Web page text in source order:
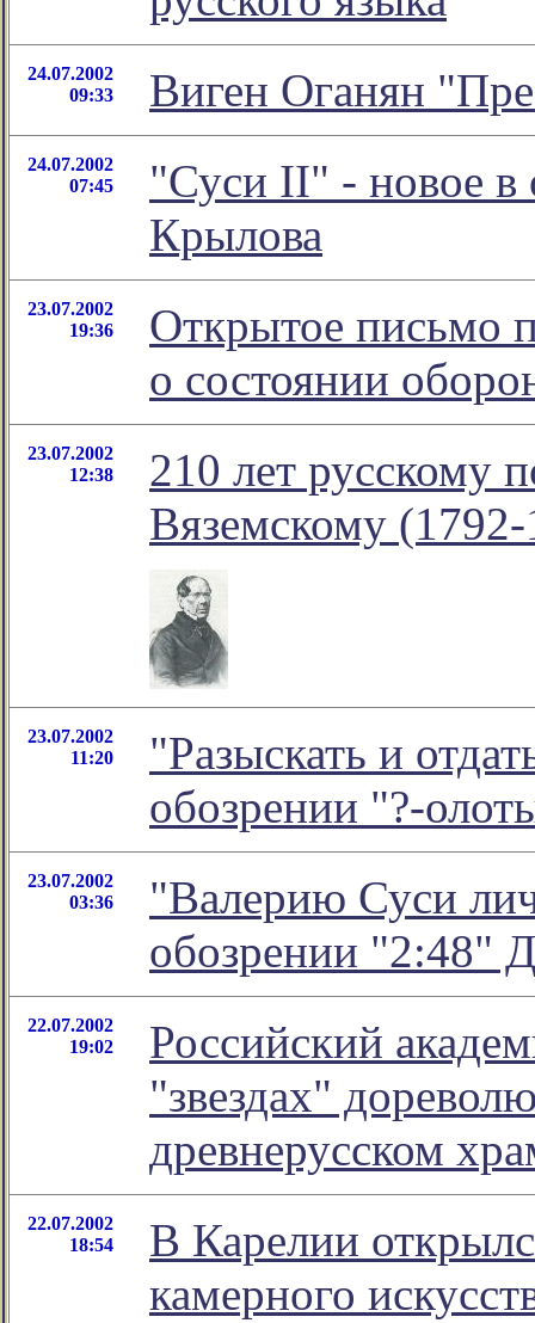
24.07.2002
09:33
Виген Оганян
24.07.2002
07:45
"Суси II" - новое в
Крылова
23.07.2002
19:36
Открытое письмо
о состоянии
23.07.2002
12:38
210 лет русскому
Вяземскому
23.07.2002
11:20
"Разыскать и
обозрении "?-
23.07.2002
03:36
"Валерию Суси
обозрении "2:48"
22.07.2002
19:02
Российский
"звездах"
древнерусском
22.07.2002
18:54
В Карелии
камерного